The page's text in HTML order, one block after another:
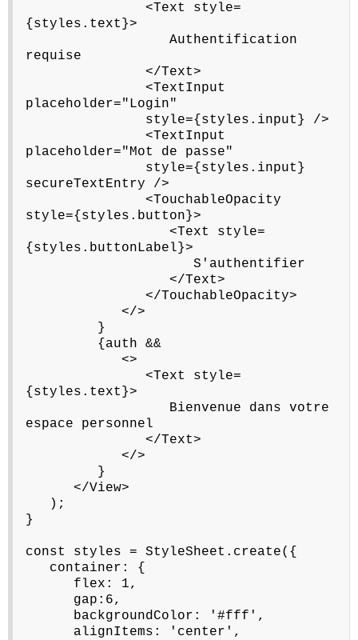
<Text style=
{styles.text}>
Authentification
requise
</Text>
<TextInput
placeholder="Login"
style={styles.input} />
<TextInput
placeholder="Mot de passe"
style={styles.input}
secureTextEntry />
<TouchableOpacity
style={styles.button}>
<Text style=
{styles.buttonLabel}>
S'authentifier
</Text>
</TouchableOpacity>
</>
}
{auth &&
<>
<Text style=
{styles.text}>
Bienvenue dans votre
espace personnel
</Text>
</>
}
</View>
);
}
const styles = StyleSheet.create({
container: {
flex: 1,
gap:6,
backgroundColor: '#fff',
alignItems: 'center',